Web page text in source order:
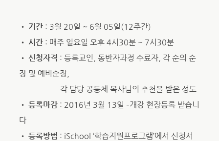
• 기간: 3월 20일 ~ 6월 05일(12주간)
• 시간: 매주 일요일 오후 4시30분 ~ 7시30분
• 신청자격 : 등록교인, 동반자과정 수료자, 각 순의 순
장 및 예비순장,
각 담당 공동체 목사님의 추천을 받은 성도
• 등록마감: 2016년 3월 13일 –개강 현장등록 받습니
다
• 등록방법 : iSchool ‘학습지원프로그램’에서 신청서